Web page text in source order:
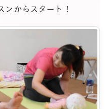
からスタート！